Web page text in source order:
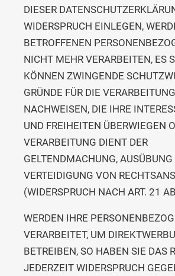
DIESER
WIDERSPRUCH EINLEGEN,
BETROFFENEN
NICHT MEHR VERARBEITEN, ES
KÖNNEN ZWINGENDE
GRÜNDE FÜR DIE VERARBEITUNG
NACHWEISEN, DIE IHRE
UND FREIHEITEN ÜBERWIEGEN
VERARBEITUNG DIENT DER
GELTENDMACHUNG, AUSÜBUNG
VERTEIDIGUNG VON
(WIDERSPRUCH NACH ART. 21
WERDEN IHRE
VERARBEITET, UM
BETREIBEN, SO HABEN SIE DAS
JEDERZEIT WIDERSPRUCH